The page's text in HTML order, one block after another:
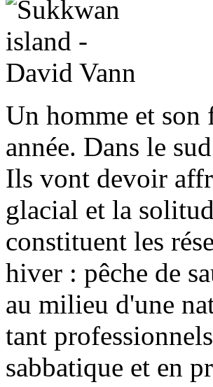
Un homme et son
année. Dans le
Ils vont devoir
glacial et la
constituent les
hiver : pêche de
au milieu d'une
tant
sabbatique et en